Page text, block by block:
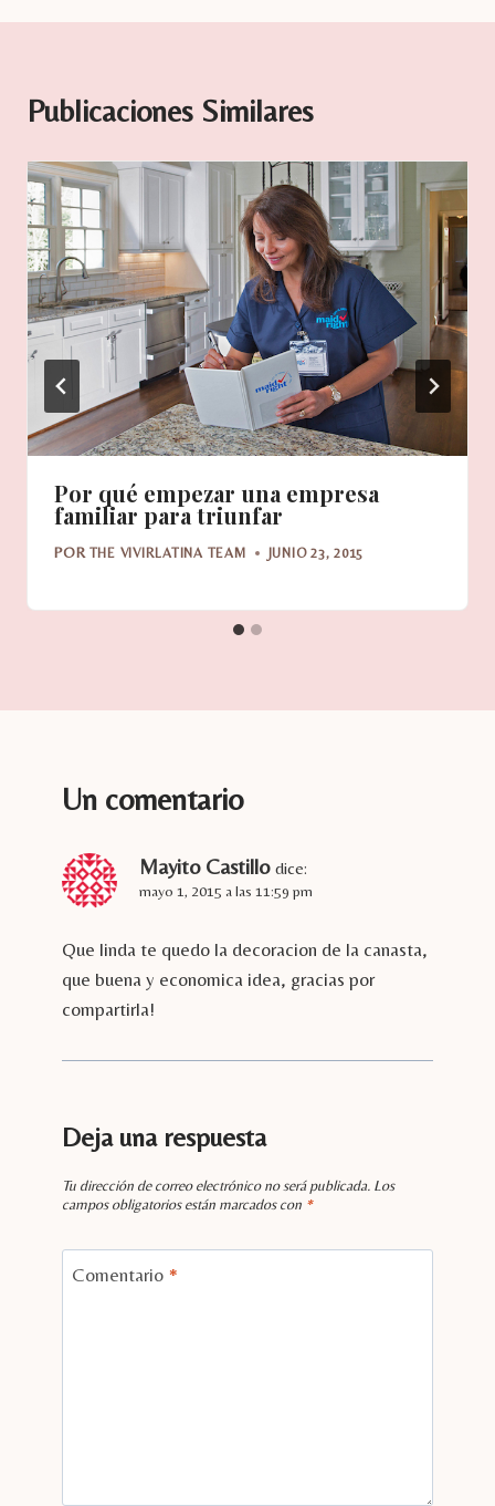
Publicaciones Similares
Por qué empezar una empresa
familiar para triunfar
POR THE VIVIRLATINA TEAM JUNIO 23, 2015
Un comentario
Mayito Castillo dice:
mayo 1, 2015 a las 11:59 pm
Que linda te quedo la decoracion de la canasta,
que buena y economica idea, gracias por
compartirla!
Deja una respuesta
Tu dirección de correo electrónico no será publicada. Los
campos obligatorios están marcados con *
Comentario *